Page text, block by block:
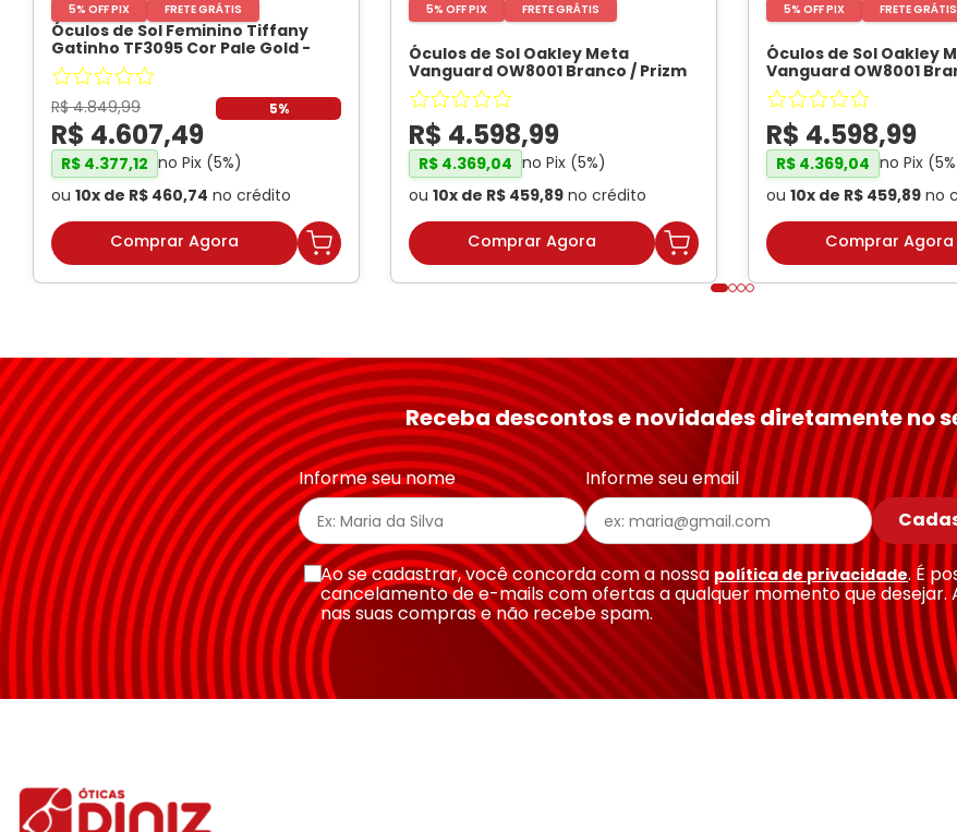
Material
Tamanho da Ponte
5% OFF PIX FRETE GRÁTIS
Óculos de Sol Feminino Tiffany
Gatinho TF3095 Cor Pale Gold -
TIFFANI
R$ 4.849,99 5%
R$ 4.607,49
R$ 4.377,12 no Pix (5%)
ou 10x de R$ 460,74 no crédito
Comprar Agora
5% OFF PIX FRETE GRÁTIS
Óculos de Sol Oakley Meta
Vanguard OW8001 Branco / Prizm
Black Unissex
R$ 4.598,99
R$ 4.369,04 no Pix (5%)
ou 10x de R$ 459,89 no crédito
Comprar Agora
5% OFF PIX FRETE GRÁTIS
Óculos de Sol Oakley
Vanguard OW8001
Sapphire Unissex
R$ 4.598,99
R$ 4.369,04 no Pix (5
ou 10x de R$ 459,89 no
Comprar Agora
Receba descontos e novidades diretamente no
Informe seu nome
Informe seu email
Ao se cadastrar, você concorda com a nossa política de privacidade. É
cancelamento de e-mails com ofertas a qualquer momento que desejar.
nas suas compras e não recebe spam.